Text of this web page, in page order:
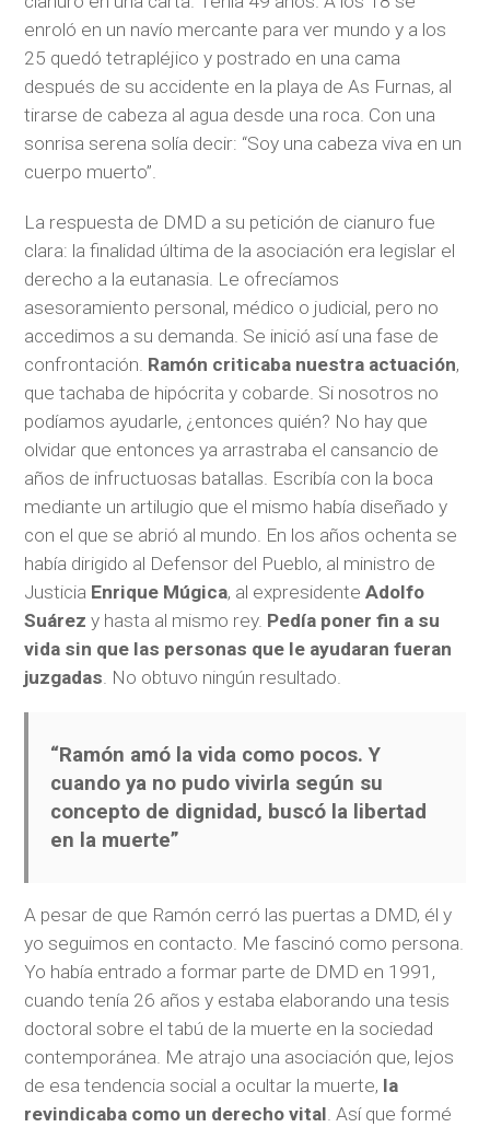
enroló en un navío mercante para ver mundo y a los
25 quedó tetrapléjico y postrado en una cama
después de su accidente en la playa de As Furnas, al
tirarse de cabeza al agua desde una roca. Con una
sonrisa serena solía decir: “Soy una cabeza viva en un
cuerpo muerto”.
La respuesta de DMD a su petición de cianuro fue
clara: la finalidad última de la asociación era legislar el
derecho a la eutanasia. Le ofrecíamos
asesoramiento personal, médico o judicial, pero no
accedimos a su demanda. Se inició así una fase de
confrontación. Ramón criticaba nuestra actuación,
que tachaba de hipócrita y cobarde. Si nosotros no
podíamos ayudarle, ¿entonces quién? No hay que
olvidar que entonces ya arrastraba el cansancio de
años de infructuosas batallas. Escribía con la boca
mediante un artilugio que el mismo había diseñado y
con el que se abrió al mundo. En los años ochenta se
había dirigido al Defensor del Pueblo, al ministro de
Justicia Enrique Múgica, al expresidenteAdolfo
Suárez y hasta al mismo rey. Pedía poner fin a su
vida sin que las personas que le ayudaran fueran
juzgadas . No obtuvo ningún resultado.
“Ramón amó la vida como pocos. Y
cuando ya no pudo vivirla según su
concepto de dignidad, buscó la libertad
en la muerte”
A pesar de que Ramón cerró las puertas a DMD, él y
yo seguimos en contacto. Me fascinó como persona.
Yo había entrado a formar parte de DMD en 1991,
cuando tenía 26 años y estaba elaborando una tesis
doctoral sobre el tabú de la muerte en la sociedad
contemporánea. Me atrajo una asociación que, lejos
de esa tendencia social a ocultar la muerte, la
revindicaba como un derecho vital. Así que formé